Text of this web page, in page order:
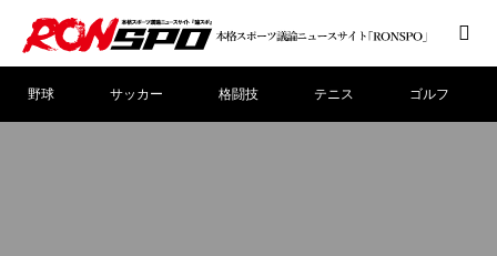
野球 サッカー 格闘技 テニス ゴルフ